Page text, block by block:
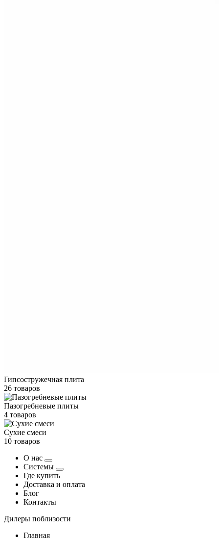
Гипсостружечная плита
26 товаров
Пазогребневые плиты
4 товаров
Сухие смеси
10 товаров
О нас
Системы
Где купить
Доставка и оплата
Блог
Контакты
Дилеры поблизости
Главная